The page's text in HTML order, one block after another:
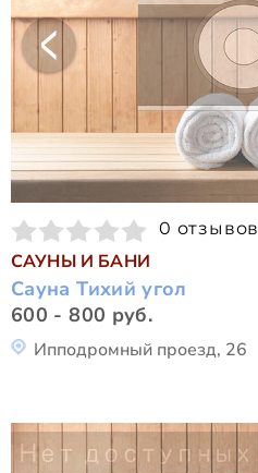
0 отзывов
САУНЫ И БАНИ
Сауна Тихий угол
600 - 800 руб.
Ипподромный проезд, 26